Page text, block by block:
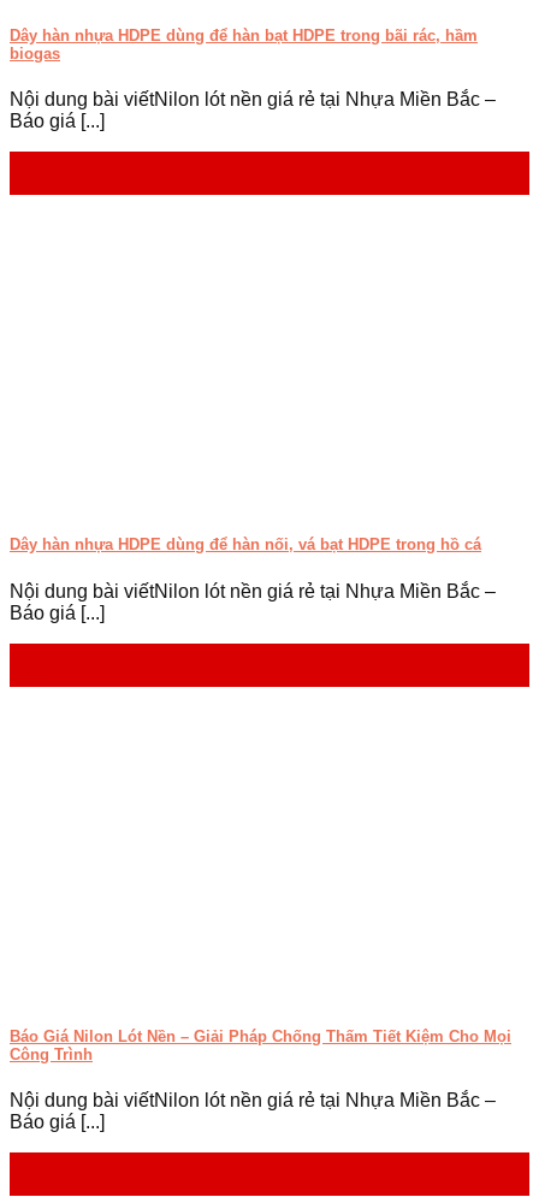
Dây hàn nhựa HDPE dùng để hàn bạt HDPE trong bãi rác, hầm
biogas
Nội dung bài viếtNilon lót nền giá rẻ tại Nhựa Miền Bắc –
Báo giá [...]
Dây hàn nhựa HDPE dùng để hàn nối, vá bạt HDPE trong hồ cá
Nội dung bài viếtNilon lót nền giá rẻ tại Nhựa Miền Bắc –
Báo giá [...]
Báo Giá Nilon Lót Nền – Giải Pháp Chống Thấm Tiết Kiệm Cho Mọi
Công Trình
Nội dung bài viếtNilon lót nền giá rẻ tại Nhựa Miền Bắc –
Báo giá [...]